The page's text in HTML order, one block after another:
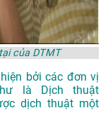
của DTMT
bởi các đơn vị
là
Dịch thuật
dịch thuật một